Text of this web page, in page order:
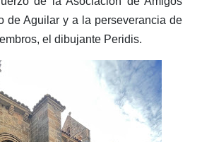
de Aguilar y a la perseverancia de
el dibujante Peridis.